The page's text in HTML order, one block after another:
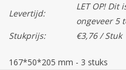
Levertijd:
LET OP! Dit
ongeveer 5
Stukprijs:
€3,76 / Stuk
167*50*205 mm - 3 stuks